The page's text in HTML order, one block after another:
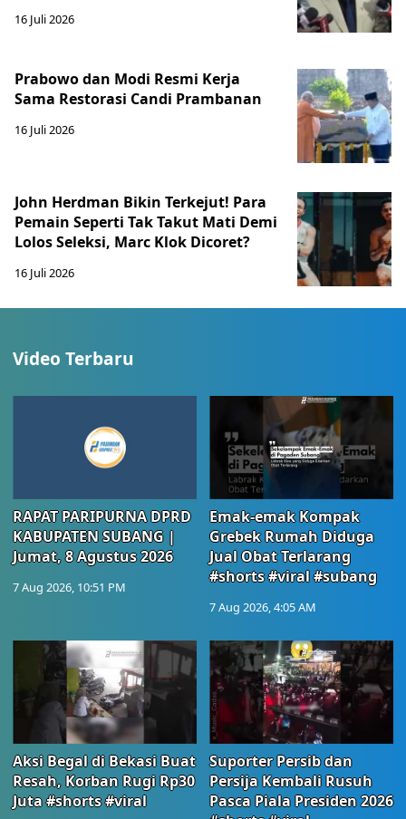
16 Juli 2026
Prabowo dan Modi Resmi Kerja
Sama Restorasi Candi Prambanan
16 Juli 2026
John Herdman Bikin Terkejut! Para
Pemain Seperti Tak Takut Mati Demi
Lolos Seleksi, Marc Klok Dicoret?
16 Juli 2026
Video Terbaru
RAPAT PARIPURNA DPRD
KABUPATEN SUBANG |
Jumat, 8 Agustus 2026
7 Aug 2026, 10:51 PM
Emak-emak Kompak
Grebek Rumah Diduga
Jual Obat Terlarang
#shorts #viral #subang
7 Aug 2026, 4:05 AM
Aksi Begal di Bekasi Buat
Resah, Korban Rugi Rp30
Juta #shorts #viral
Suporter Persib dan
Persija Kembali Rusuh
Pasca Piala Presiden 2026